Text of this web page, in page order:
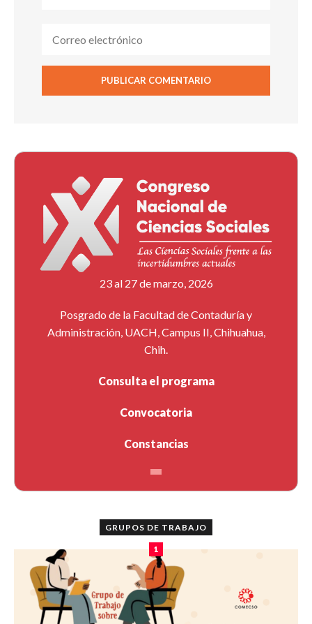
23 al 27 de marzo, 2026
Posgrado de la Facultad de Contaduría y
Administración, UACH, Campus II, Chihuahua,
Chih.
Consulta el programa
Convocatoria
Constancias
GRUPOS DE TRABAJO
1